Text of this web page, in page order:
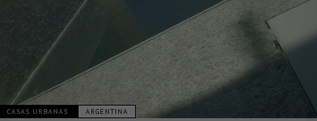
CASAS URBANAS ARGENTINA